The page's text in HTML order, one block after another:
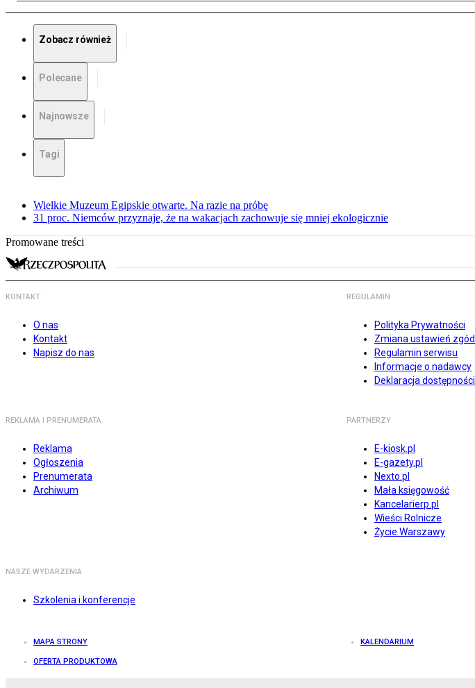
Zobacz również
Polecane
Najnowsze
Tagi
Wielkie Muzeum Egipskie otwarte. Na razie na próbę
31 proc. Niemców przyznaje, że na wakacjach zachowuje się mniej ekologicznie
Promowane treści
KONTAKT
O nas
Kontakt
Napisz do nas
REGULAMIN
Polityka Prywatności
Zmiana ustawień zgód
Regulamin serwisu
Informacje o nadawcy
Deklaracja dostępności
REKLAMA I PRENUMERATA
Reklama
Ogłoszenia
Prenumerata
Archiwum
PARTNERZY
E-kiosk.pl
E-gazety.pl
Nexto.pl
Mała księgowość
Kancelarierp.pl
Wieści Rolnicze
Życie Warszawy
NASZE WYDARZENIA
Szkolenia i konferencje
MAPA STRONY KALENDARIUM
OFERTA PRODUKTOWA